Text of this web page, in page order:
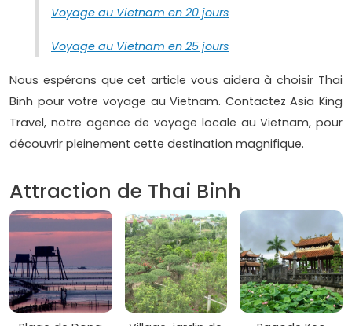
Voyage au Vietnam en 20 jours
Voyage au Vietnam en 25 jours
Nous espérons que cet article vous aidera à choisir Thai
Binh pour votre voyage au Vietnam. Contactez Asia King
Travel, notre agence de voyage locale au Vietnam, pour
découvrir pleinement cette destination magnifique.
Attraction de Thai Binh